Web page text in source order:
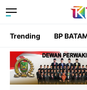
Trending BP